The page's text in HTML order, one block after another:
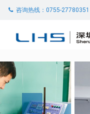
咨询热线：0755-27780351